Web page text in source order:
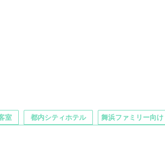
室 都内シティホテル 舞浜ファミリー向け